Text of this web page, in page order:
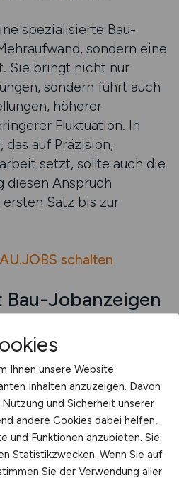
spezialisierte Bau-
sondern eine
Sie bringt nicht nur
sondern führt auch
höherer
Fluktuation. In
auf Präzision,
setzt, sollte auch die
diesen Anspruch
Satz bis zur
schalten
Jobanzeigen
die Spezialisierung
und Qualität –
über Tiefbau und
Bereichen wie
Industriebau oder
in diesen Bereichen
Ihnen unsere Website
Inhalten anzuzeigen. Davon
und Sicherheit unserer
andere Cookies dabei helfen,
und Funktionen anzubieten. Sie
Statistikzwecken. Wenn Sie auf
Sie der Verwendung aller